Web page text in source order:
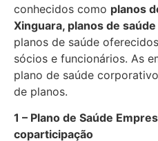
conhecidos como planos
Xinguara, planos de
planos de saúde
sócios e funcionários. As
plano de saúde
de planos.
1 – Plano de Saúde
coparticipação